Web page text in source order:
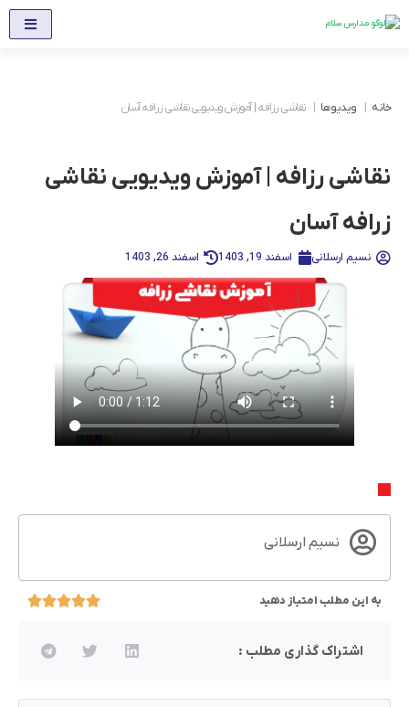
خانه ویدیوها نقاشی رزافه | آموزش ویدیویی نقاشی زرافه آسان
نقاشی رزافه | آموزش ویدیویی نقاشی
زرافه آسان
نسیم ارسلانی اسفند 19, 1403 اسفند 26, 1403
نسیم ارسلانی
به این مطلب امتیاز دهید
اشتراک گذاری مطلب :